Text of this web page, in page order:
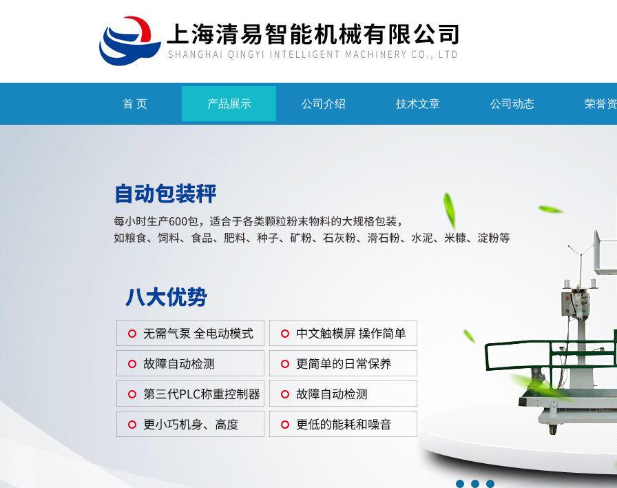
首 页 产品展示 公司介绍 技术文章 公司动态 荣誉